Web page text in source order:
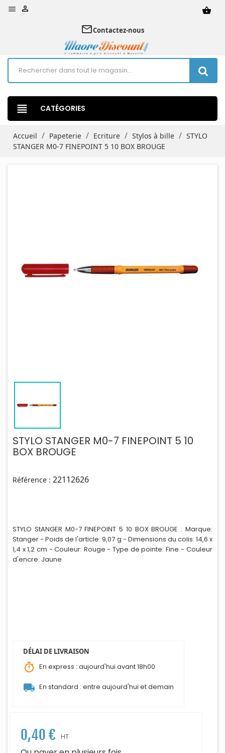
 shopping_basket

mail_outlineContactez-nous
view_headline CATÉGORIES
Accueil Papeterie Ecriture Stylos à bille
STYLO
STANGER M0-7 FINEPOINT 5 10 BOX BROUGE
STYLO STANGER M0-7 FINEPOINT 5 10
BOX BROUGE
Référence : 22112626
STYLO StANGER M0-7 FINEPOINT 5 10 BOX BROUGE : Marque:
Stanger - Poids de l'article: 9,07 g - Dimensions du colis: 14,6 x
1,4 x 1,2 cm - Couleur: Rouge - Type de pointe: Fine - Couleur
d'encre: Jaune
DÉLAI DE LIVRAISON
timer En express : aujourd'hui avant 18h00
local_shipping En standard : entre aujourd'hui et demain
0,40 € HT